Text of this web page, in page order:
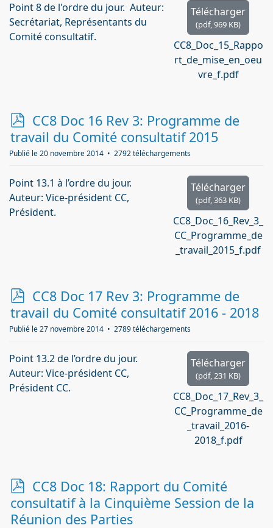
Télécharger
(pdf,969 KB)
CC8_Doc_15_Rappo
rt_de_mise_en_oeu
vre_f.pdf
Point 8 de l'ordre du jour. Auteur:
Secrétariat, Représentants du
Comité consultatif.
p
d
f
CC8 Doc 16 Rev 3: Programme de
travail du Comité consultatif 2015
Publié le 20 novembre 2014 2792 téléchargements
Télécharger
(pdf,363 KB)
CC8_Doc_16_Rev_3_
CC_Programme_de
_travail_2015_f.pdf
Point 13.1 à l’ordre du jour.
Auteur: Vice-président CC,
Président.
p
d
f
CC8 Doc 17 Rev 3: Programme de
travail du Comité consultatif 2016 - 2018
Publié le 27 novembre 2014 2789 téléchargements
Télécharger
(pdf,231 KB)
CC8_Doc_17_Rev_3_
CC_Programme_de
_travail_2016-
2018_f.pdf
Point 13.2 de l’ordre du jour.
Auteur: Vice-président CC,
Président CC.
p
d
f
CC8 Doc 18: Rapport du Comité
consultatif à la Cinquième Session de la
Réunion des Parties